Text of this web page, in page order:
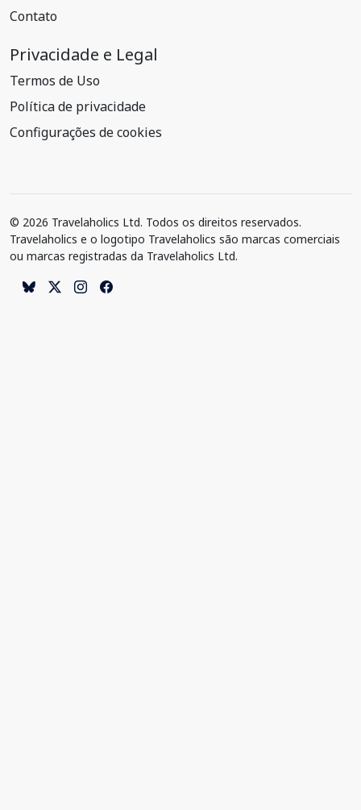
Contato
Privacidade e Legal
Termos de Uso
Política de privacidade
Configurações de cookies
© 2026 Travelaholics Ltd. Todos os direitos reservados.
Travelaholics e o logotipo Travelaholics são marcas comerciais
ou marcas registradas da Travelaholics Ltd.